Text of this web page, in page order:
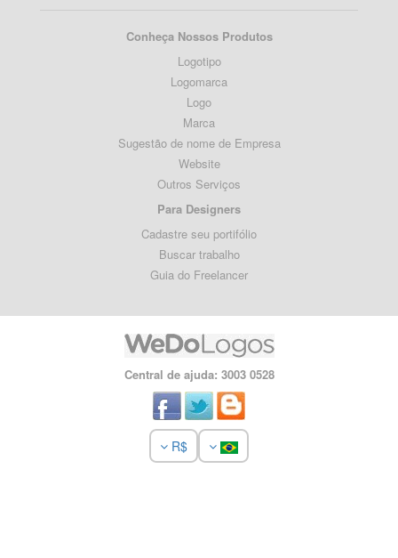
Conheça Nossos Produtos
Logotipo
Logomarca
Logo
Marca
Sugestão de nome de Empresa
Website
Outros Serviços
Para Designers
Cadastre seu portifólio
Buscar trabalho
Guia do Freelancer
Central de ajuda: 3003 0528
R$